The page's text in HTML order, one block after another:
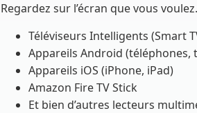
Regardez sur l’écran que vous
Téléviseurs Intelligents (Smart
Appareils Android (téléphones,
Appareils iOS (iPhone, iPad)
Amazon Fire TV Stick
Et bien d’autres lecteurs